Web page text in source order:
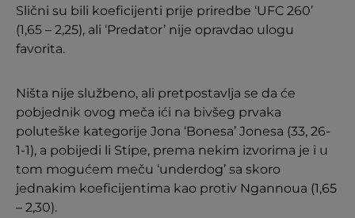
Slični su bili koeficijenti prije priredbe ‘UFC 260’
(1,65 – 2,25), ali ‘Predator’ nije opravdao ulogu
favorita.
Ništa nije službeno, ali pretpostavlja se da će
pobjednik ovog meča ići na bivšeg prvaka
poluteške kategorije Jona ‘Bonesa’ Jonesa (33, 26-
1-1), a pobijedi li Stipe, prema nekim izvorima je i u
tom mogućem meču ‘underdog’ sa skoro
jednakim koeficijentima kao protiv Ngannoua (1,65
– 2,30).